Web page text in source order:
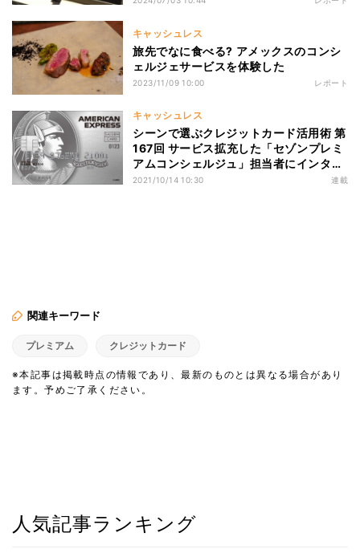
キャッシュレス
旅先でなに食べる? アメックスのコンシ
ェルジェサービスを体験した
2023/11/09 10:00 レポート
キャッシュレス
シーンで選ぶクレジットカード活用術 第
167回 サービス拡充した「セゾンプレミ
アムコンシェルジュ」担当者にインタビ
ュー
2021/10/14 10:30 連載
関連キーワード
プレミアム クレジットカード
※本記事は掲載時点の情報であり、最新のものとは異なる場合があり
ます。予めご了承ください。
人気記事ランキング